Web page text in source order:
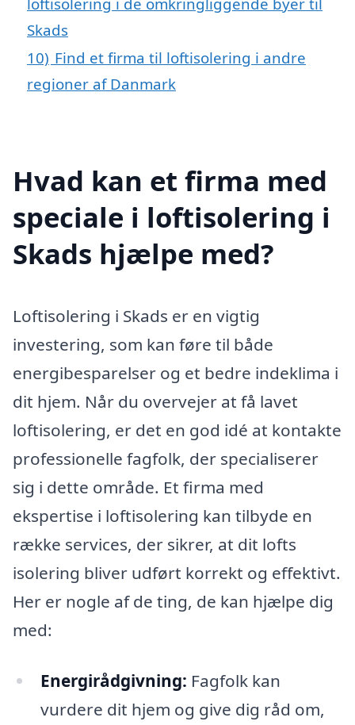
Skads
10) Find et firma til loftisolering i andre
regioner af Danmark
Hvad kan et firma med
speciale i loftisolering i
Skads hjælpe med?
Loftisolering i Skads er en vigtig
investering, som kan føre til både
energibesparelser og et bedre indeklima i
dit hjem. Når du overvejer at få lavet
loftisolering, er det en god idé at kontakte
professionelle fagfolk, der specialiserer
sig i dette område. Et firma med
ekspertise i loftisolering kan tilbyde en
række services, der sikrer, at dit lofts
isolering bliver udført korrekt og effektivt.
Her er nogle af de ting, de kan hjælpe dig
med:
Energirådgivning: Fagfolk kan
vurdere dit hjem og give dig råd om,